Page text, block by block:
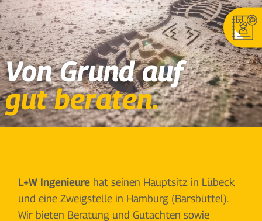
Von Grund auf
gut beraten.
L+W Ingenieure hat seinen Hauptsitz in Lübeck
und eine Zweigstelle in Hamburg (Barsbüttel).
Wir bieten Beratung und Gutachten sowie